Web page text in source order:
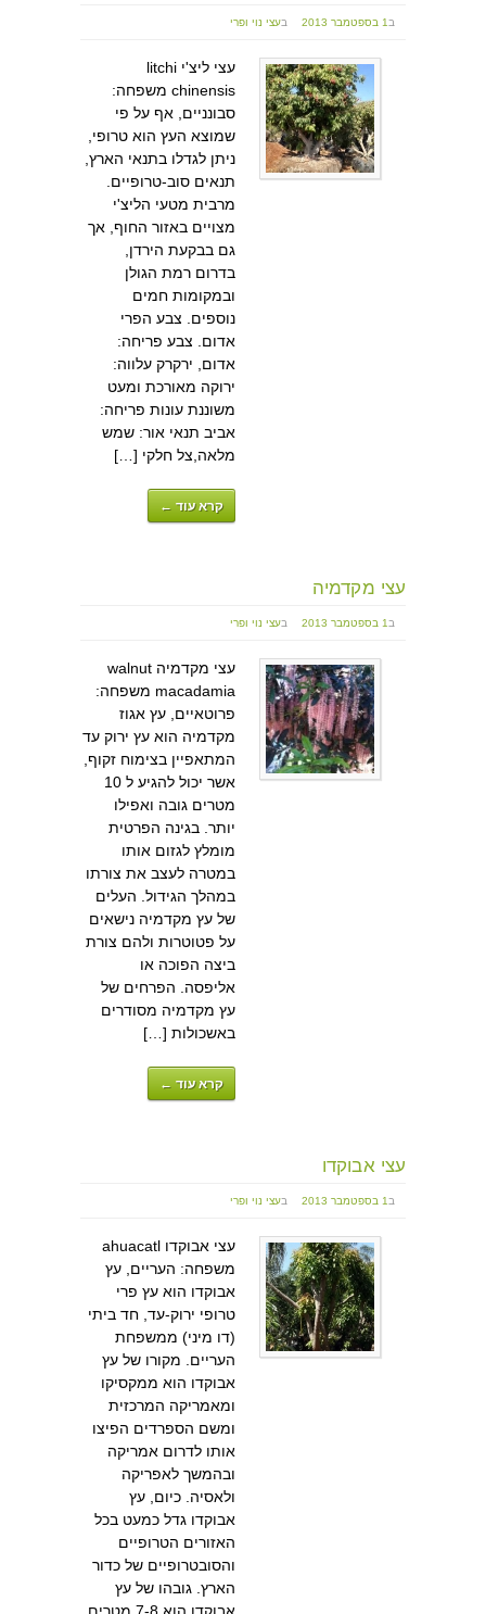
ב1 בספטמבר 2013 בעצי נוי ופרי
עצי ליצ'י litchi
chinensis משפחה:
סבונניים, אף על פי
שמוצא העץ הוא טרופי,
ניתן לגדלו בתנאי הארץ,
תנאים סוב-טרופיים.
מרבית מטעי הליצ'י
מצויים באזור החוף, אך
גם בבקעת הירדן,
בדרום רמת הגולן
ובמקומות חמים
נוספים. צבע הפרי
אדום. צבע פריחה:
אדום, ירקרק עלווה:
ירוקה מאורכת ומעט
משוננת עונות פריחה:
אביב תנאי אור: שמש
מלאה,צל חלקי […]
קרא עוד ←
עצי מקדמיה
ב1 בספטמבר 2013 בעצי נוי ופרי
עצי מקדמיה walnut
macadamia משפחה:
פרוטאיים, עץ אגוז
מקדמיה הוא עץ ירוק עד
המתאפיין בצימוח זקוף,
אשר יכול להגיע ל 10
מטרים גובה ואפילו
יותר. בגינה הפרטית
מומלץ לגזום אותו
במטרה לעצב את צורתו
במהלך הגידול. העלים
של עץ מקדמיה נישאים
על פטוטרות ולהם צורת
ביצה הפוכה או
אליפסה. הפרחים של
עץ מקדמיה מסודרים
באשכולות […]
קרא עוד ←
עצי אבוקדו
ב1 בספטמבר 2013 בעצי נוי ופרי
עצי אבוקדו ahuacatl
משפחה: העריים, עץ
אבוקדו הוא עץ פרי
טרופי ירוק-עד, חד ביתי
(דו מיני) ממשפחת
העריים. מקורו של עץ
אבוקדו הוא ממקסיקו
ומאמריקה המרכזית
ומשם הספרדים הפיצו
אותו לדרום אמריקה
ובהמשך לאפריקה
ולאסיה. כיום, עץ
אבוקדו גדל כמעט בכל
האזורים הטרופיים
והסובטרופיים של כדור
הארץ. גובהו של עץ
אבוקדו הוא 7-8 מטרים